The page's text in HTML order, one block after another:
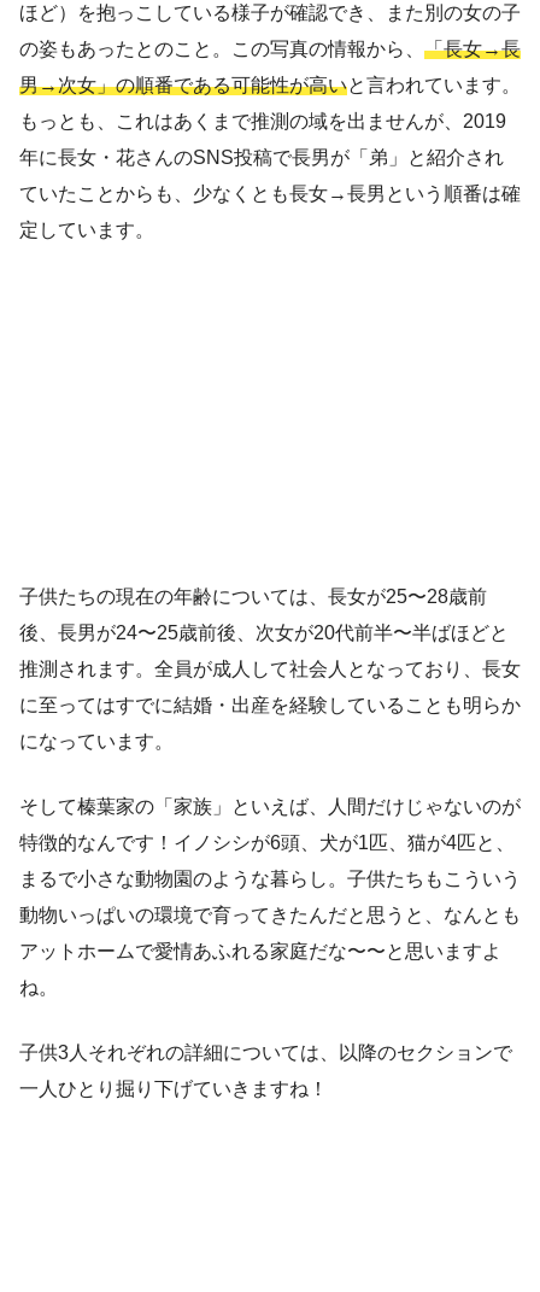
ほど）を抱っこしている様子が確認でき、また別の女の子
の姿もあったとのこと。この写真の情報から、 「長女→長
男→次女」の順番である可能性が高いと言われています。
もっとも、これはあくまで推測の域を出ませんが、2019
年に長女・花さんのSNS投稿で長男が「弟」と紹介され
ていたことからも、少なくとも長女→長男という順番は確
定しています。
子供たちの現在の年齢については、長女が25〜28歳前
後、長男が24〜25歳前後、次女が20代前半〜半ばほどと
推測されます。全員が成人して社会人となっており、長女
に至ってはすでに結婚・出産を経験していることも明らか
になっています。
そして榛葉家の「家族」といえば、人間だけじゃないのが
特徴的なんです！イノシシが6頭、犬が1匹、猫が4匹と、
まるで小さな動物園のような暮らし。子供たちもこういう
動物いっぱいの環境で育ってきたんだと思うと、なんとも
アットホームで愛情あふれる家庭だな〜〜と思いますよ
ね。
子供3人それぞれの詳細については、以降のセクションで
一人ひとり掘り下げていきますね！